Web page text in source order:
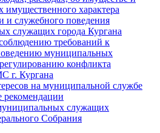
имущественного характера
и служебного поведения
служащих города Кургана
требований к
муниципальных
конфликта
г. Кургана
на муниципальной службе
рекомендации
служащих
Cобрания